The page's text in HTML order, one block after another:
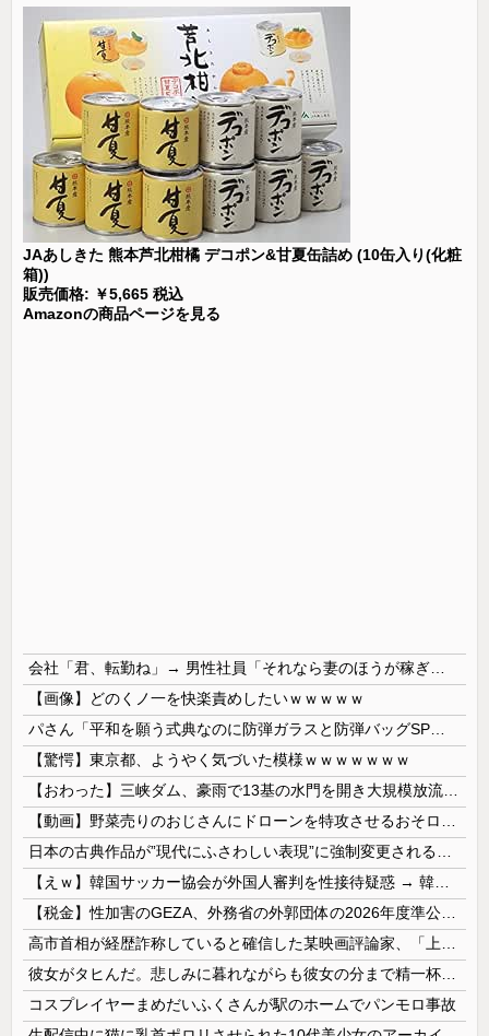
JAあしきた 熊本芦北柑橘 デコポン&甘夏缶詰め (10缶入り(化粧
箱))
販売価格: ￥5,665 税込
Amazonの商品ページを見る
【画像】どのくノ一を快楽責めしたいｗｗｗｗｗ
【驚愕】東京都、ようやく気づいた模様ｗｗｗｗｗｗｗ
コスプレイヤーまめだいふくさんが駅のホームでパンモロ事故